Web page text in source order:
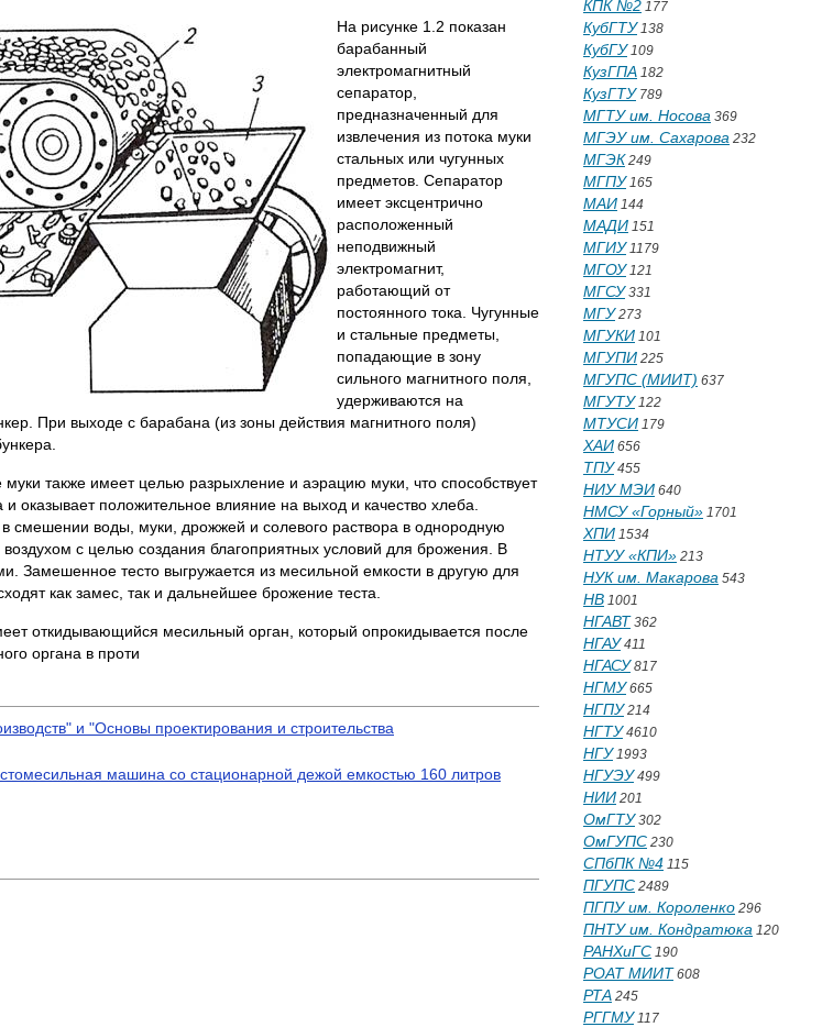
На рисунке 1.2 показан
барабанный
электромагнитный
сепаратор,
предназначенный для
извлечения из потока муки
стальных или чугунных
предметов. Сепаратор
имеет эксцентрично
расположенный
неподвижный
электромагнит,
работающий от
постоянного тока. Чугунные
и стальные предметы,
попадающие в зону
сильного магнитного поля,
удерживаются на
При выходе с барабана (из зоны действия магнитного поля)
также имеет целью разрыхление и аэрацию муки, что способствует
оказывает положительное влияние на выход и качество хлеба.
смешении воды, муки, дрожжей и солевого раствора в однородную
с целью создания благоприятных условий для брожения. В
Замешенное тесто выгружается из месильной емкости в другую для
как замес, так и дальнейшее брожение теста.
откидывающийся месильный орган, который опрокидывается после
органа в проти
и "Основы проектирования и строительства
машина со стационарной дежой емкостью 160 литров
КПК №2 177
КубГТУ138
КубГУ109
КузГПА 182
КузГТУ789
МГТУ им. Носова 369
МГЭУ им. Сахарова 232
МГЭК 249
МГПУ165
МАИ 144
МАДИ 151
МГИУ1179
МГОУ121
МГСУ331
МГУ273
МГУКИ 101
МГУПИ 225
МГУПС (МИИТ) 637
МГУТУ122
МТУСИ 179
ХАИ 656
ТПУ455
НИУ МЭИ 640
НМСУ «Горный» 1701
ХПИ 1534
НТУУ «КПИ» 213
НУК им. Макарова 543
НВ 1001
НГАВТ 362
НГАУ411
НГАСУ817
НГМУ665
НГПУ214
НГТУ4610
НГУ1993
НГУЭУ499
НИИ 201
ОмГТУ302
ОмГУПС 230
СПбПК №4 115
ПГУПС 2489
ПГПУ им. Короленко 296
ПНТУ им. Кондратюка 120
РАНХиГС 190
РОАТ МИИТ 608
РТА 245
РГГМУ117